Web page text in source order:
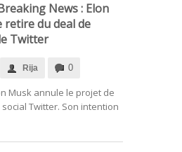
News : Elon
retire du deal de
Twitter
Rija 0
Musk annule le projet de
Twitter. Son intention